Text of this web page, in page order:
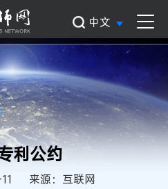
中文
利公约
来源：互联网